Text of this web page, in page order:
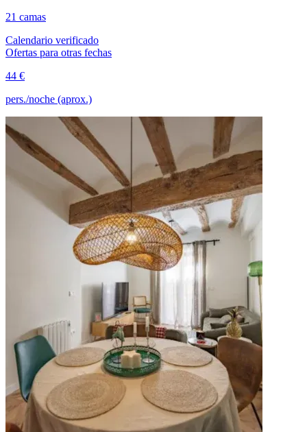
21 camas
Calendario verificado
Ofertas para otras fechas
44 €
pers./noche (aprox.)